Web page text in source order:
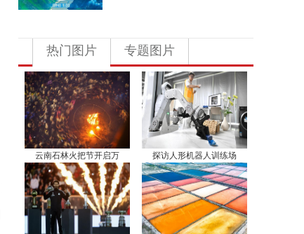
热门图片 专题图片
云南石林火把节开启万 探访人形机器人训练场